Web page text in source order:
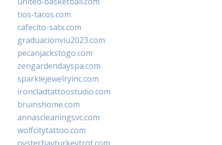
tios-tacos.com
cafecito-satx.com
graduacionviu2023.com
pecanjackstogo.com
zengardendayspa.com
sparklejewelryinc.com
ironcladtattoostudio.com
bruinshome.com
annascleaningsvc.com
wolfcitytattoo.com